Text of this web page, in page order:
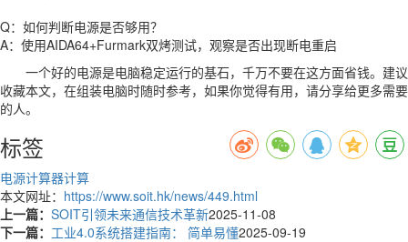
Q：如何判断电源是否够用？
A：使用AIDA64+Furmark双烤测试，观察是否出现断电重启
一个好的电源是电脑稳定运行的基石，千万不要在这方面省钱。建议
收藏本文，在组装电脑时随时参考，如果你觉得有用，请分享给更多需要
的人。
标签
电源计算器计算
本文网址： https://www.soit.hk/news/449.html
上一篇： SOIT引领未来通信技术革新2025-11-08
下一篇： 工业4.0系统搭建指南： 简单易懂2025-09-19